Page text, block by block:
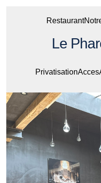
Restaurant
Le
PrivatisationAcces